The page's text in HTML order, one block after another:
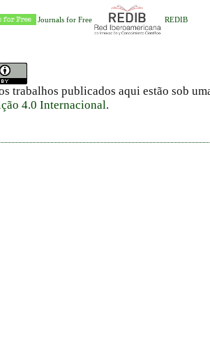
Journals for Free REDIB
trabalhos publicados aqui estão sob
4.0 Internacional.